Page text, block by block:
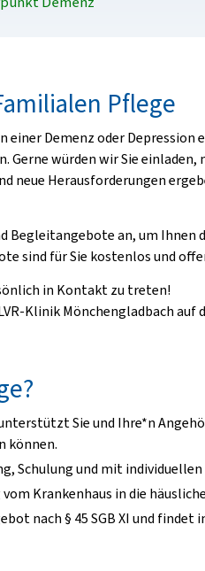
Pflege
einer Demenz oder
Gerne würden wir Sie
neue Herausforderungen
an, um Ihnen
sind für Sie kostenlos und
in Kontakt zu treten!
Klinik Mönchengladbach auf
Sie und Ihre*n
können.
Schulung und mit
Krankenhaus in die
nach § 45 SGB XI und